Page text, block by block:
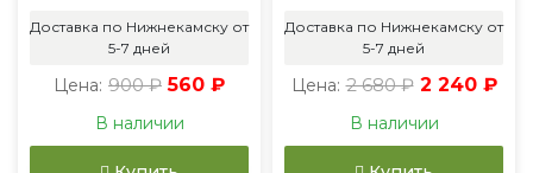
Доставка по Нижнекамску от
5-7 дней
Цена: 900 ₽ 560 ₽
В наличии
Доставка по Нижнекамску от
5-7 дней
Цена: 2 680 ₽ 2 240 ₽
В наличии